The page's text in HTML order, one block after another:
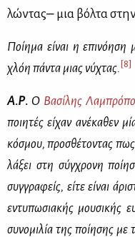
λώ­ντας‒ μια βόλ­τα
Ποί­η­μα εί­ναι η επι­νό­η­ση
χλόη πά­ντα μιας νύ­χτας. [8]
Α.Ρ. Ο Βα­σί­λης
ποι­η­τές εί­χαν ανέ­κα­θεν
κό­σμου, προ­σθέ­το­ντας
λά­ξει στη σύγ­χρο­νη
συγ­γρα­φείς, εί­τε εί­ναι
εντυ­πω­σια­κής μου­σι­κής
συ­νο­μι­λία της ποί­η­σης